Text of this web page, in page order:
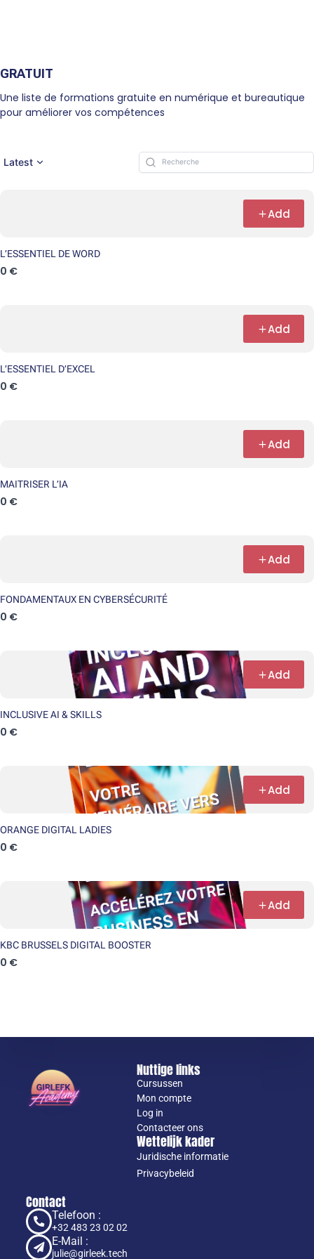
GRATUIT
Une liste de formations gratuite en numérique et bureautique
pour améliorer vos compétences
Latest
Add
L’ESSENTIEL DE WORD
0 €
Add
L’ESSENTIEL D’EXCEL
0 €
Add
MAITRISER L’IA
0 €
Add
FONDAMENTAUX EN CYBERSÉCURITÉ
0 €
Add
INCLUSIVE AI & SKILLS
0 €
Add
ORANGE DIGITAL LADIES
0 €
Add
KBC BRUSSELS DIGITAL BOOSTER
0 €
Nuttige links
Cursussen
Mon compte
Log in
Contacteer ons
Wettelijk kader
Juridische informatie
Privacybeleid
Contact
Telefoon :
+32 483 23 02 02
E-Mail :
julie@girleek.tech